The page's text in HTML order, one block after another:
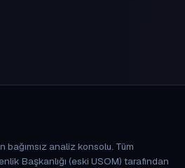
bağımsız analiz konsolu. Tüm
Başkanlığı (eski USOM) tarafından